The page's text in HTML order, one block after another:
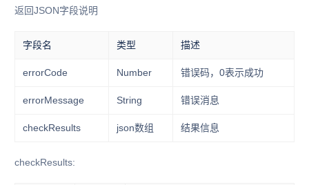
返回JSON字段说明
字段名 类型 描述
errorCode Number 错误码，0表示成功
errorMessage String 错误消息
checkResults json数组 结果信息
checkResults: